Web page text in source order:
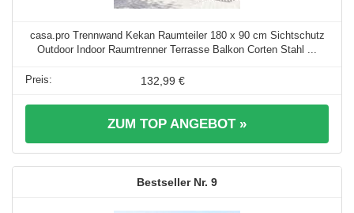
casa.pro Trennwand Kekan Raumteiler 180 x 90 cm Sichtschutz
Outdoor Indoor Raumtrenner Terrasse Balkon Corten Stahl ...
132,99 €
ZUM TOP ANGEBOT »
9